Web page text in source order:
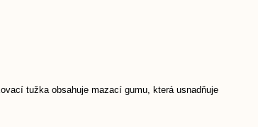
tužka obsahuje mazací gumu, která usnadňuje